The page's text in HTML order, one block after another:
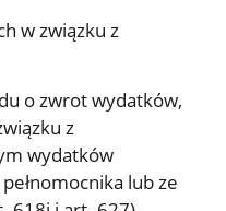
w związku z
o zwrot wydatków,
z
wydatków
lub ze